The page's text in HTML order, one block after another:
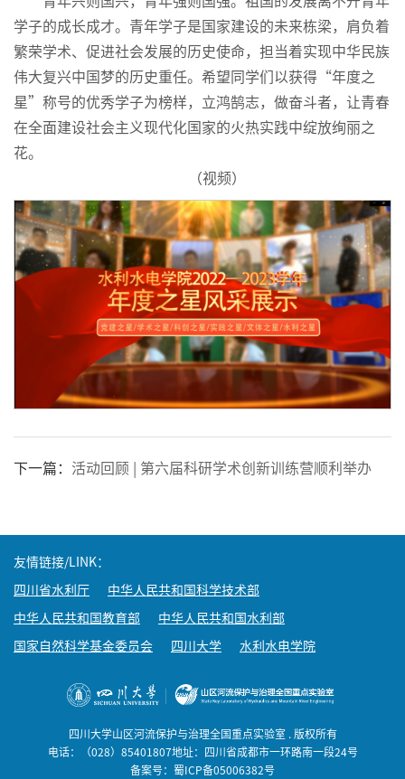
学子的成长成才。青年学子是国家建设的未来栋梁，肩负着
繁荣学术、促进社会发展的历史使命，担当着实现中华民族
伟大复兴中国梦的历史重任。希望同学们以获得“年度之
星”称号的优秀学子为榜样，立鸿鹄志，做奋斗者，让青春
在全面建设社会主义现代化国家的火热实践中绽放绚丽之
花。
（视频）
下一篇： 活动回顾 | 第六届科研学术创新训练营顺利举办
友情链接/LINK：
四川省水利厅 中华人民共和国科学技术部
中华人民共和国教育部 中华人民共和国水利部
国家自然科学基金委员会 四川大学 水利水电学院
四川大学山区河流保护与治理全国重点实验室 . 版权所有
电话：（028）85401807地址：四川省成都市一环路南一段24号
备案号：蜀ICP备05006382号